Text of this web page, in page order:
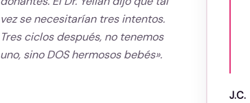
vez se necesitarían tres intentos.
Tres ciclos después, no tenemos
uno, sino DOS hermosos bebés».
J.C.